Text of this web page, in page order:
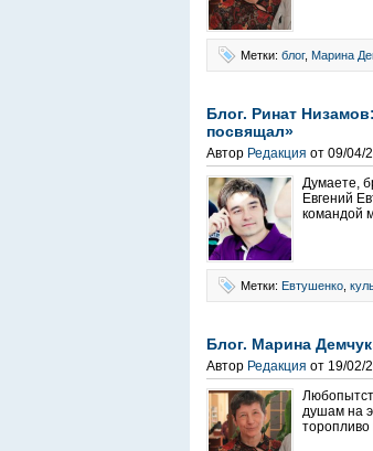
Метки: блог, Марина
Блог. Ринат
посвящал»
Автор Редакция от 09/04/
Думаете,
Евгений
командой
Метки: Евтушенко
Блог. Марина
Автор Редакция от 19/02/
душам на
торопливо